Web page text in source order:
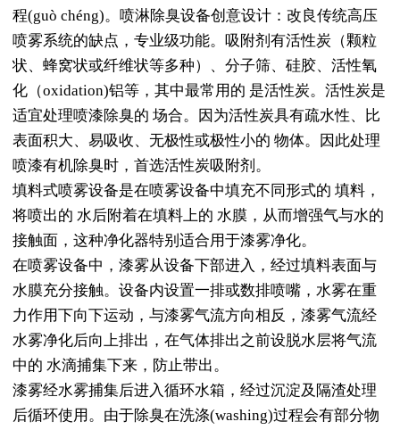
程(guò chéng)。喷淋除臭设备创意设计：改良传统高压
喷雾系统的缺点，专业级功能。吸附剂有活性炭（颗粒
状、蜂窝状或纤维状等多种）、分子筛、硅胶、活性氧
化（oxidation)铝等，其中最常用的 是活性炭。活性炭是
适宜处理喷漆除臭的 场合。因为活性炭具有疏水性、比
表面积大、易吸收、无极性或极性小的 物体。因此处理
喷漆有机除臭时，首选活性炭吸附剂。
填料式喷雾设备是在喷雾设备中填充不同形式的 填料，
将喷出的 水后附着在填料上的 水膜，从而增强气与水的
接触面，这种净化器特别适合用于漆雾净化。
在喷雾设备中，漆雾从设备下部进入，经过填料表面与
水膜充分接触。设备内设置一排或数排喷嘴，水雾在重
力作用下向下运动，与漆雾气流方向相反，漆雾气流经
水雾净化后向上排出，在气体排出之前设脱水层将气流
中的 水滴捕集下来，防止带出。
漆雾经水雾捕集后进入循环水箱，经过沉淀及隔渣处理
后循环使用。由于除臭在洗涤(washing)过程会有部分物